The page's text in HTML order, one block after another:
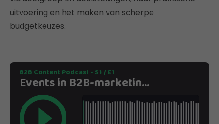
uitvoering en het maken van scherpe
budgetkeuzes.